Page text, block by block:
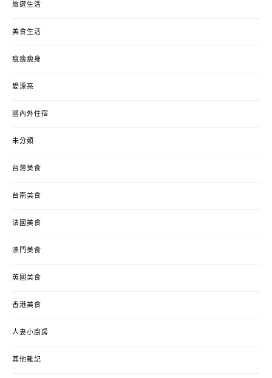
旅遊生活
美食生活
瘦瘦瘦身
愛漂亮
國內外住宿
未分類
台灣美食
台南美食
法國美食
澳門美食
英國美食
香港美食
人妻小廚房
其他雜記